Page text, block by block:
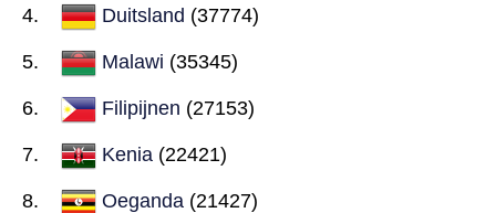
Duitsland (37774)
Malawi (35345)
Filipijnen (27153)
Kenia (22421)
Oeganda (21427)